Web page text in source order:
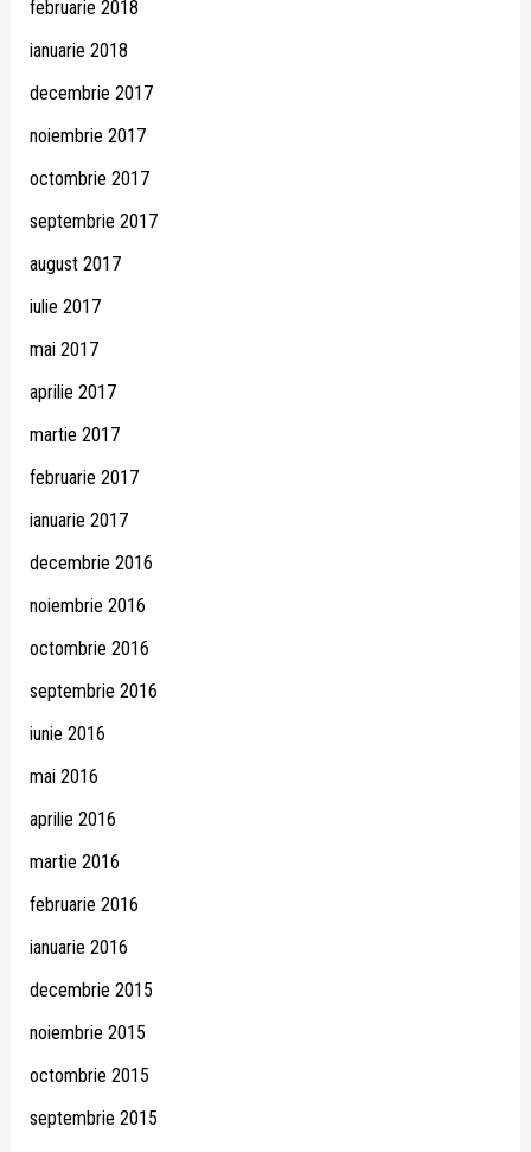
februarie 2018
ianuarie 2018
decembrie 2017
noiembrie 2017
octombrie 2017
septembrie 2017
august 2017
iulie 2017
mai 2017
aprilie 2017
martie 2017
februarie 2017
ianuarie 2017
decembrie 2016
noiembrie 2016
octombrie 2016
septembrie 2016
iunie 2016
mai 2016
aprilie 2016
martie 2016
februarie 2016
ianuarie 2016
decembrie 2015
noiembrie 2015
octombrie 2015
septembrie 2015